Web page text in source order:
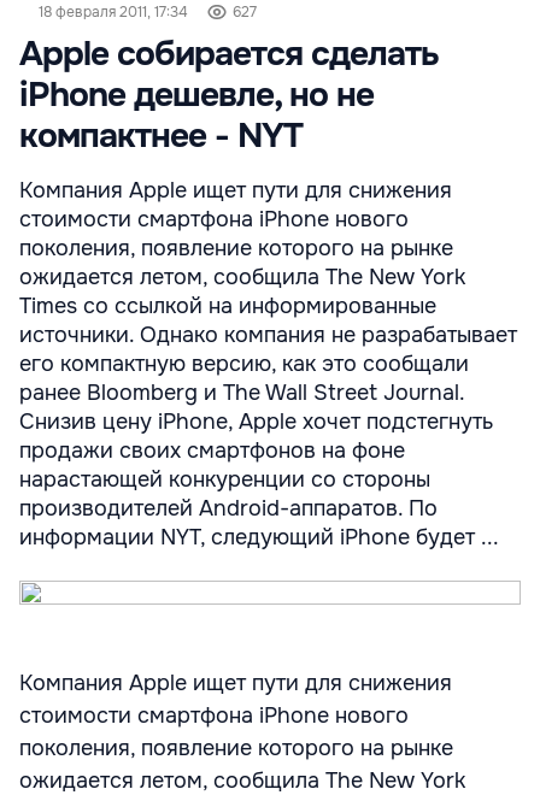
18 февраля 2011, 17:34 627
Apple собирается сделать
iPhone дешевле, но не
компактнее - NYT
Компания Apple ищет пути для снижения
стоимости смартфона iPhone нового
поколения, появление которого на рынке
ожидается летом, сообщила The New York
Times со ссылкой на информированные
источники. Однако компания не разрабатывает
его компактную версию, как это сообщали
ранее Bloomberg и The Wall Street Journal.
Снизив цену iPhone, Apple хочет подстегнуть
продажи своих смартфонов на фоне
нарастающей конкуренции со стороны
производителей Android-аппаратов. По
информации NYT, следующий iPhone будет ...
Компания Apple ищет пути для снижения
стоимости смартфона iPhone нового
поколения, появление которого на рынке
ожидается летом, сообщила The New York